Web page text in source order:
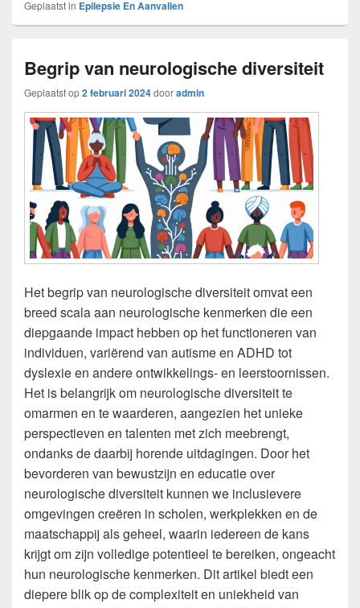
Geplaatst in Epilepsie En Aanvallen
Begrip van neurologische diversiteit
Geplaatst op2 februari 2024dooradmin
Het begrip van neurologische diversiteit omvat een
breed scala aan neurologische kenmerken die een
diepgaande impact hebben op het functioneren van
individuen, variërend van autisme en ADHD tot
dyslexie en andere ontwikkelings- en leerstoornissen.
Het is belangrijk om neurologische diversiteit te
omarmen en te waarderen, aangezien het unieke
perspectieven en talenten met zich meebrengt,
ondanks de daarbij horende uitdagingen. Door het
bevorderen van bewustzijn en educatie over
neurologische diversiteit kunnen we inclusievere
omgevingen creëren in scholen, werkplekken en de
maatschappij als geheel, waarin iedereen de kans
krijgt om zijn volledige potentieel te bereiken, ongeacht
hun neurologische kenmerken. Dit artikel biedt een
diepere blik op de complexiteit en uniekheid van